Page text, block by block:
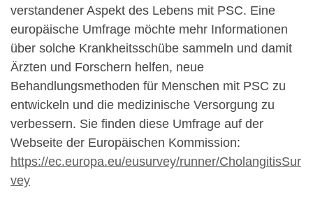
verstandener Aspekt des Lebens mit PSC. Eine
europäische Umfrage möchte mehr Informationen
über solche Krankheitsschübe sammeln und damit
Ärzten und Forschern helfen, neue
Behandlungsmethoden für Menschen mit PSC zu
entwickeln und die medizinische Versorgung zu
verbessern. Sie finden diese Umfrage auf der
Webseite der Europäischen Kommission:
https://ec.europa.eu/eusurvey/runner/CholangitisSur
vey